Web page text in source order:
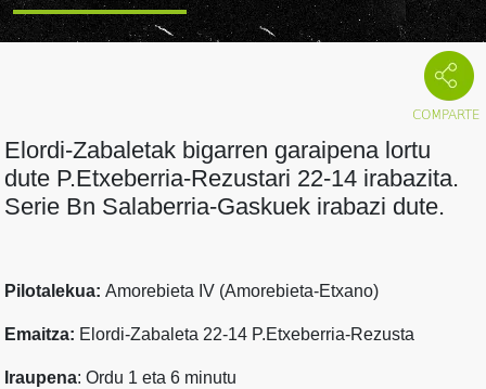
Elordi-Zabaletak bigarren garaipena lortu
dute P.Etxeberria-Rezustari 22-14 irabazita.
Serie Bn Salaberria-Gaskuek irabazi dute.
Pilotalekua: Amorebieta IV (Amorebieta-Etxano)
Emaitza: Elordi-Zabaleta 22-14 P.Etxeberria-Rezusta
Iraupena: Ordu 1 eta 6 minutu